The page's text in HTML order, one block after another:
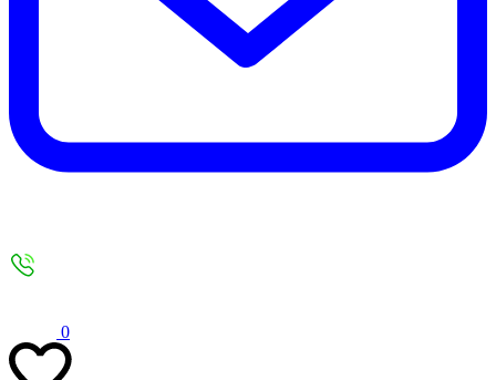
0